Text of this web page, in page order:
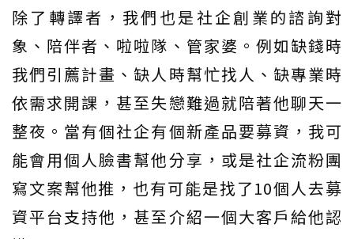
除了轉譯者，我們也是社企創業的諮詢對
象、陪伴者、啦啦隊、管家婆。例如缺錢時
我們引薦計畫、缺人時幫忙找人、缺專業時
依需求開課，甚至失戀難過就陪著他聊天一
整夜。當有個社企有個新產品要募資，我可
能會用個人臉書幫他分享，或是社企流粉團
寫文案幫他推，也有可能是找了10個人去募
資平台支持他，甚至介紹一個大客戶給他認